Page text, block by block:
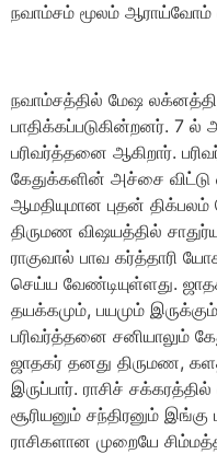
நவாம்சம் மூலம் ஆராய்வோம்
நவாம்சத்தில் மேஷ
பாதிக்கப்படுகின்றனர். 7 ல்
பரிவர்த்தனை ஆகிறார்.
கேதுக்களின் அச்சை விட்டு
ஆமதியுமான புதன் திக்பலம்
திருமண விஷயத்தில்
ராகுவால் பாவ கர்த்தாரி
செய்ய வேண்டியுள்ளது.
தயக்கமும், பயமும்
பரிவர்த்தனை சனியாலும்
ஜாதகர் தனது திருமண,
இருப்பார். ராசிச்
சூரியனும் சந்திரனும்
ராசிகளான முறையே